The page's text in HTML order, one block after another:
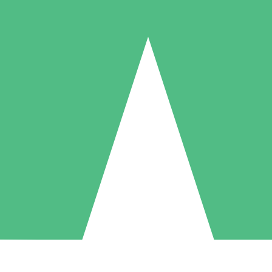
Packs de Crédits Individuels
à l'utilisation avec des crédits de téléchargement. Sans engagement
5 Téléchargements
US$